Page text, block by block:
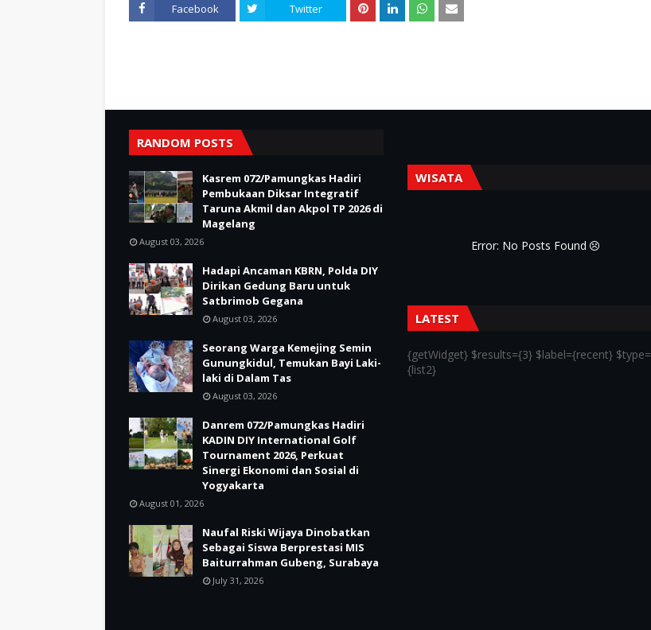
Facebook Twitter
RANDOM POSTS
Kasrem 072/Pamungkas Hadiri
Pembukaan Diksar Integratif
Taruna Akmil dan Akpol TP 2026 di
Magelang
August 03, 2026
Hadapi Ancaman KBRN, Polda DIY
Dirikan Gedung Baru untuk
Satbrimob Gegana
August 03, 2026
Seorang Warga Kemejing Semin
Gunungkidul, Temukan Bayi Laki-
laki di Dalam Tas
August 03, 2026
Danrem 072/Pamungkas Hadiri
KADIN DIY International Golf
Tournament 2026, Perkuat
Sinergi Ekonomi dan Sosial di
Yogyakarta
August 01, 2026
Naufal Riski Wijaya Dinobatkan
Sebagai Siswa Berprestasi MIS
Baiturrahman Gubeng, Surabaya
July 31, 2026
WISATA
Error: No Posts Found
LATEST
{getWidget} $results={3} $label={recent} $type=
{list2}